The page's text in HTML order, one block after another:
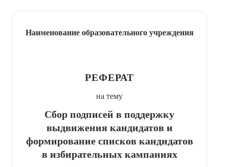
Наименование образовательного учреждения
РЕФЕРАТ
на тему
Сбор подписей в поддержку
выдвижения кандидатов и
формирование списков кандидатов
в избирательных кампаниях